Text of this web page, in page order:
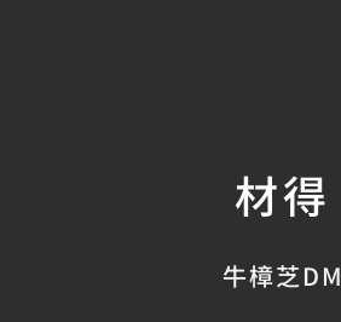
材得
牛樟芝DM